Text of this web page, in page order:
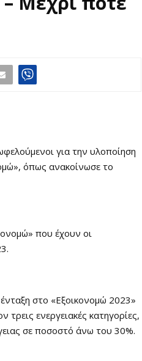
για την υλοποίηση
όπως ανακοίνωσε το
που έχουν οι
στο «Εξοικονομώ 2023»
ενεργειακές κατηγορίες,
σε ποσοστό άνω του 30%.